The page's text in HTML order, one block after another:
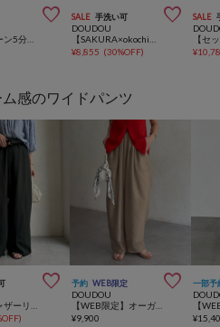
 SALE 手洗い可 
DOUDOU
¥8,855 (30%OFF)
SALE
¥
感のワイドパンツ

)
予約 WEB限定 
DOUDOU
【WEB限定】オーガンジータックパンツ
¥9,900
一部予
¥